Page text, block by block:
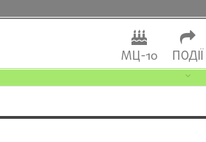
МЦ-10 ПОДІЇ